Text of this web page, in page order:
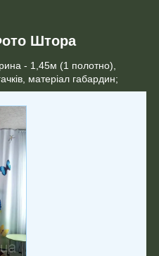
Штора
- 1,45м (1 полотно),
матеріал габардин;